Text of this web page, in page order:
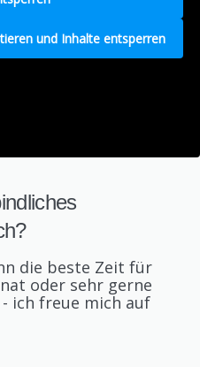
und Inhalte entsperren
die beste Zeit für
oder sehr gerne
ich freue mich auf